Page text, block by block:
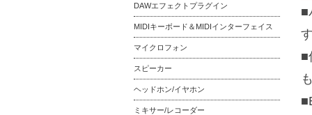
■
■
DAWエフェクトプラグイン
MIDIキーボード＆MIDIインターフェイス
マイクロフォン
スピーカー
ヘッドホン/イヤホン
ミキサー/レコーダー